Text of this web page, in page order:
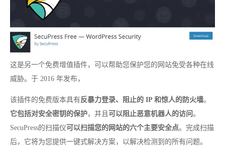
这是另一个免费增值插件，可以帮助您保护您的网站免受各种在线
威胁。于 2016 年发布，
该插件的免费版本具有反暴力登录、阻止的 IP 和惊人的防火墙。
它包括对安全密钥的保护，并且 可以阻止恶意机器人的访问。
SecuPress的扫描仪可以扫描您的网站的六个主要安全点。完成扫描
后，它将为您提供一键式解决方案，以解决检测到的所有问题。